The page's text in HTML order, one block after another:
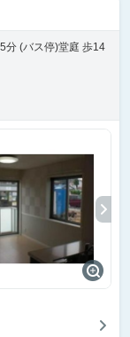
分 (バス停)堂庭 歩14